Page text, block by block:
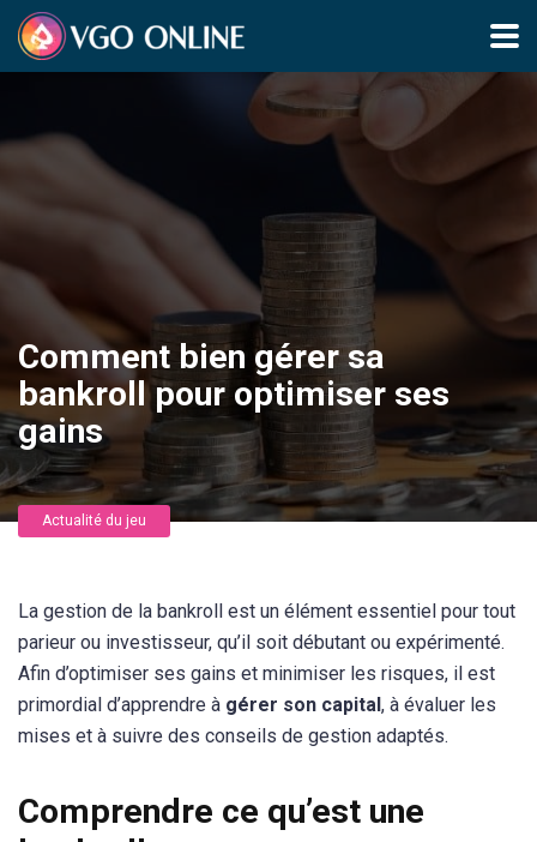
Comment bien gérer sa
bankroll pour optimiser ses
gains
Actualité du jeu
La gestion de la bankroll est un élément essentiel pour tout
parieur ou investisseur, qu’il soit débutant ou expérimenté.
Afin d’optimiser ses gains et minimiser les risques, il est
primordial d’apprendre à gérer son capital, à évaluer les
mises et à suivre des conseils de gestion adaptés.
Comprendre ce qu’est une